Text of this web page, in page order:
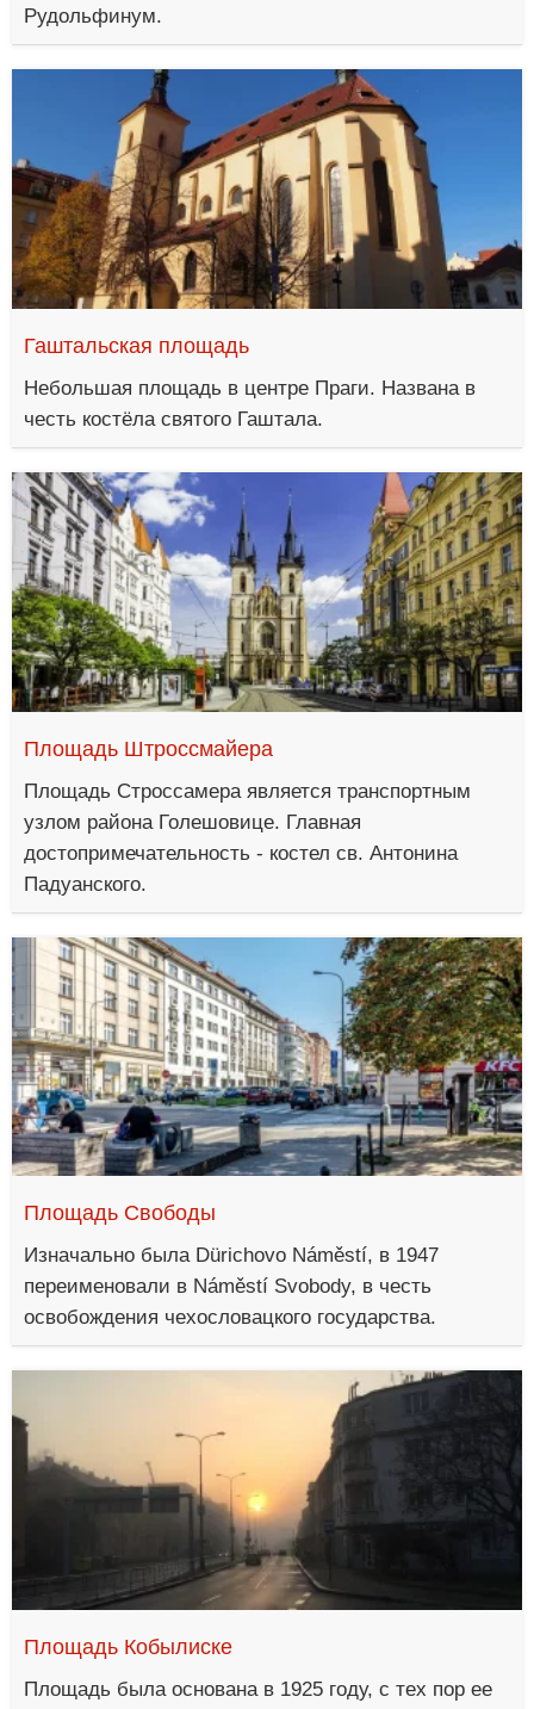
Рудольфинум.
Гаштальская площадь
Небольшая площадь в центре Праги. Названа в
честь костёла святого Гаштала.
Площадь Штроссмайера
Площадь Строссамера является транспортным
узлом района Голешовице. Главная
достопримечательность - костел св. Антонина
Падуанского.
Площадь Свободы
Изначально была Dürichovo Náměstí, в 1947
переименовали в Náměstí Svobody, в честь
освобождения чехословацкого государства.
Площадь Кобылиске
Площадь была основана в 1925 году, с тех пор ее